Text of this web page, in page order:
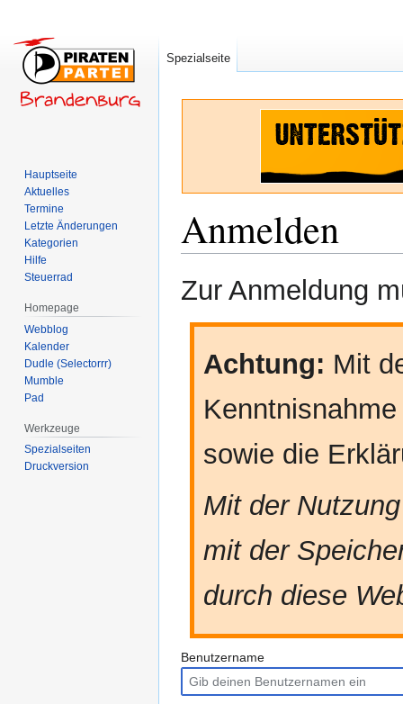
Anmelden
Navigation
Suche
Zur Anmeldung
Achtung: Mit
sowie die
Mit der
mit der
durch diese
Benutzername
Spezialseite
Hauptseite
Aktuelles
Termine
Letzte Änderungen
Kategorien
Hilfe
Steuerrad
Homepage
Webblog
Kalender
Dudle (Selectorrr)
Mumble
Pad
Werkzeuge
Spezialseiten
Druckversion